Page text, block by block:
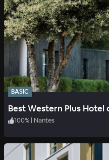
BASIC
Best Western Plus Hotel
100% | Nantes